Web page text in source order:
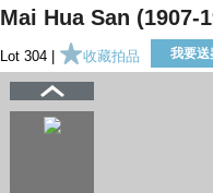
Mai Hua San (1907-
Lot 304 | 收藏拍品 我要送